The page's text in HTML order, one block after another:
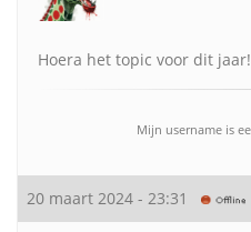
Hoera het topic voor dit jaar!
Mijn username is
20 maart 2024 - 23:31